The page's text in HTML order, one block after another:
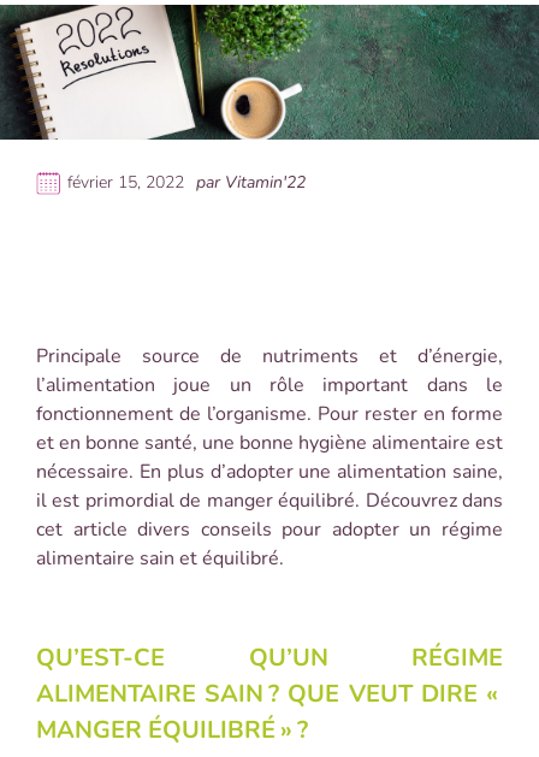
février 15, 2022 par Vitamin'22
Principale source de nutriments et d’énergie,
l’alimentation joue un rôle important dans le
fonctionnement de l’organisme. Pour rester en forme
et en bonne santé, une bonne hygiène alimentaire est
nécessaire. En plus d’adopter une alimentation saine,
il est primordial de manger équilibré. Découvrez dans
cet article divers conseils pour adopter un régime
alimentaire sain et équilibré.
QU’EST-CE QU’UN RÉGIME
ALIMENTAIRE SAIN? QUE VEUT DIRE «
MANGER ÉQUILIBRÉ »?